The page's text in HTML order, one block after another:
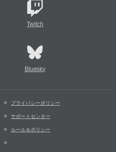
Twitch
Bluesky
プライバシーポリシー
サポートセンター
ルール＆ポリシー